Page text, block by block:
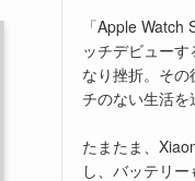
「Apple
ッチデビュー
なり挫折。そ
チのない生活を
たまたま、
し、バッテリ